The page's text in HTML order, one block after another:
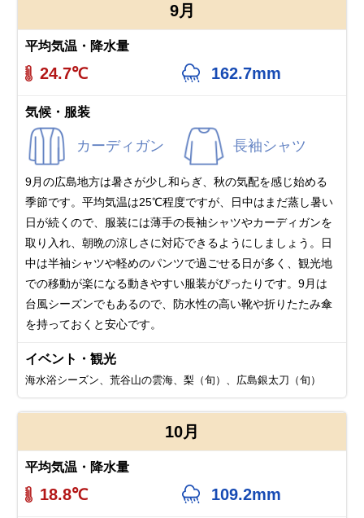
9月
平均気温・降水量
24.7℃ 162.7mm
気候・服装
カーディガン 長袖シャツ
9月の広島地方は暑さが少し和らぎ、秋の気配を感じ始める
季節です。平均気温は25℃程度ですが、日中はまだ蒸し暑い
日が続くので、服装には薄手の長袖シャツやカーディガンを
取り入れ、朝晩の涼しさに対応できるようにしましょう。日
中は半袖シャツや軽めのパンツで過ごせる日が多く、観光地
での移動が楽になる動きやすい服装がぴったりです。9月は
台風シーズンでもあるので、防水性の高い靴や折りたたみ傘
を持っておくと安心です。
イベント・観光
海水浴シーズン、荒谷山の雲海、梨（旬）、広島銀太刀（旬）
10月
平均気温・降水量
18.8℃ 109.2mm